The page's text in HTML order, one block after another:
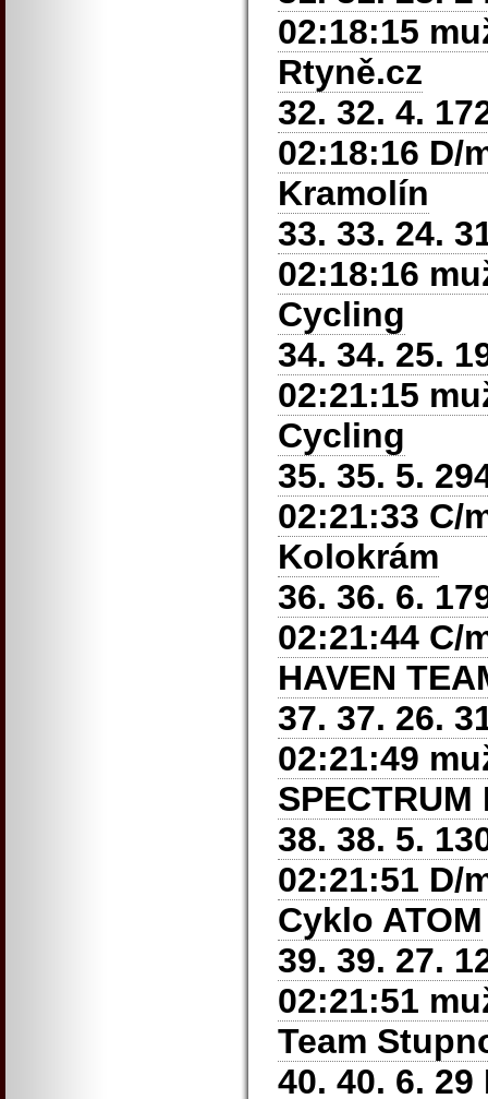
02:18:15
Rtyně.cz
32. 32. 4.
02:18:16 D/
Kramolín
33. 33. 24.
02:18:16
Cycling
34. 34. 25.
02:21:15
Cycling
35. 35. 5.
02:21:33 C/
Kolokrám
36. 36. 6.
02:21:44 C/
HAVEN
37. 37. 26.
02:21:49
38. 38. 5.
02:21:51 D/
Cyklo ATOM
39. 39. 27.
02:21:51
Team
40. 40. 6.